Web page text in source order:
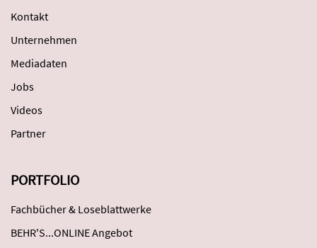
Kontakt
Unternehmen
Mediadaten
Jobs
Videos
Partner
PORTFOLIO
Fachbücher & Loseblattwerke
BEHR'S...ONLINE Angebot